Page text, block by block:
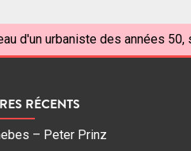
d'un urbaniste des années 50,
RÉCENTS
– Peter Prinz